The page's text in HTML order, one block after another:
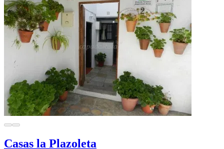
Casas la Plazoleta